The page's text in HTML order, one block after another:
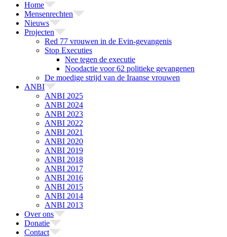
Home
Mensenrechten
Nieuws
Projecten
Red 77 vrouwen in de Evin-gevangenis
Stop Executies
Nee tegen de executie
Noodactie voor 62 politieke gevangenen
De moedige strijd van de Iraanse vrouwen
ANBI
ANBI 2025
ANBI 2024
ANBI 2023
ANBI 2022
ANBI 2021
ANBI 2020
ANBI 2019
ANBI 2018
ANBI 2017
ANBI 2016
ANBI 2015
ANBI 2014
ANBI 2013
Over ons
Donatie
Contact